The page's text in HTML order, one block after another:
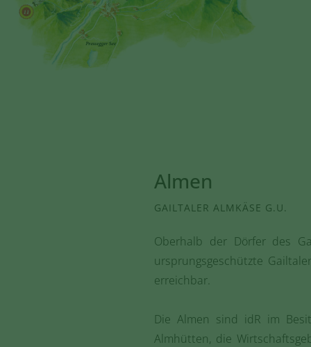
Almen
GAILTALER ALMKÄSE G.U.
Oberhalb der Dörfer des
ursprungsgeschützte
erreichbar.
Die Almen sind idR im
Almhütten, die